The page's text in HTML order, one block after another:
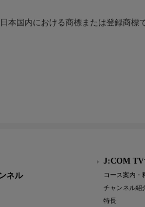
本国内における商標または登録商標で
ネル
J:COM TV
コース案内・
チャンネル紹
特長